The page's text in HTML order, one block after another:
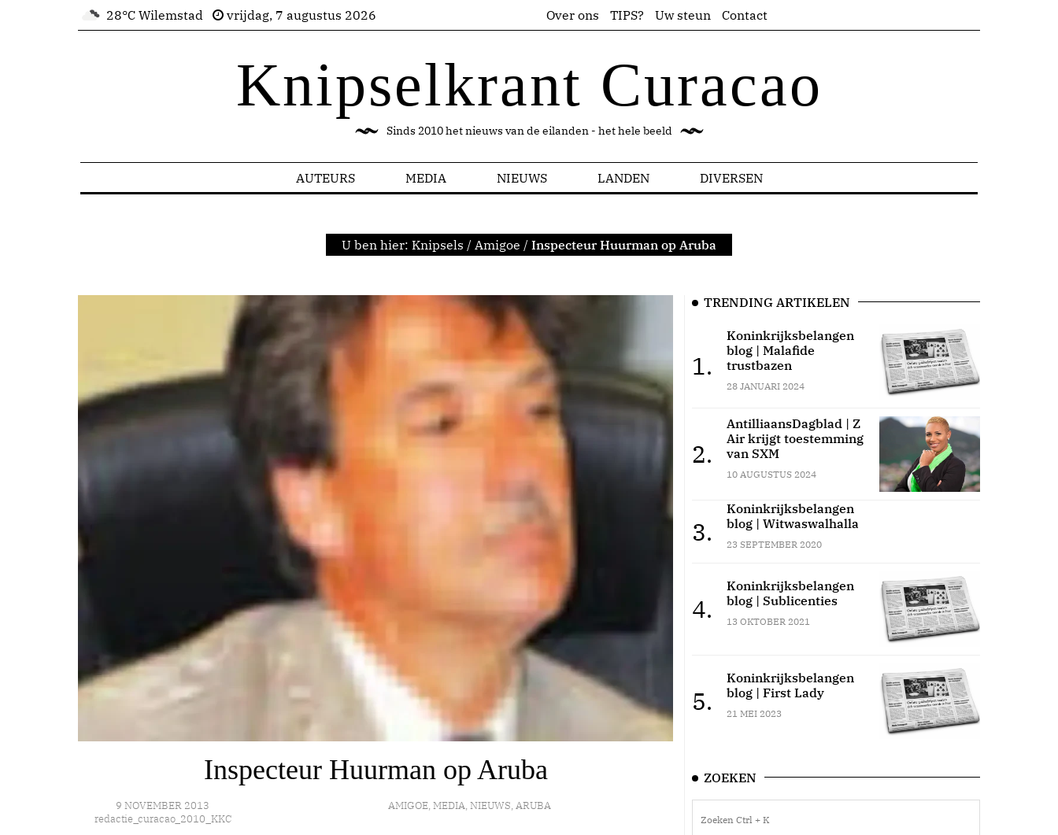
28°C Wilemstad vrijdag, 7 augustus 2026 Over ons TIPS? Uw steun Contact
Knipselkrant Curacao
Sinds 2010 het nieuws van de eilanden - het hele beeld
AUTEURS MEDIA NIEUWS LANDEN DIVERSEN
U ben hier: Knipsels / Amigoe / Inspecteur Huurman op Aruba
Inspecteur Huurman op Aruba
9 NOVEMBER 2013
redactie_curacao_2010_KKC
AMIGOE,MEDIA,NIEUWS,ARUBA
TRENDING ARTIKELEN
1.
Koninkrijksbelangen
blog | Malafide
trustbazen
28 JANUARI 2024
2.
AntilliaansDagblad | Z
Air krijgt toestemming
van SXM
10 AUGUSTUS 2024
3.
Koninkrijksbelangen
blog | Witwaswalhalla
23 SEPTEMBER 2020
4.
Koninkrijksbelangen
blog | Sublicenties
13 OKTOBER 2021
5.
Koninkrijksbelangen
blog | First Lady
21 MEI 2023
ZOEKEN